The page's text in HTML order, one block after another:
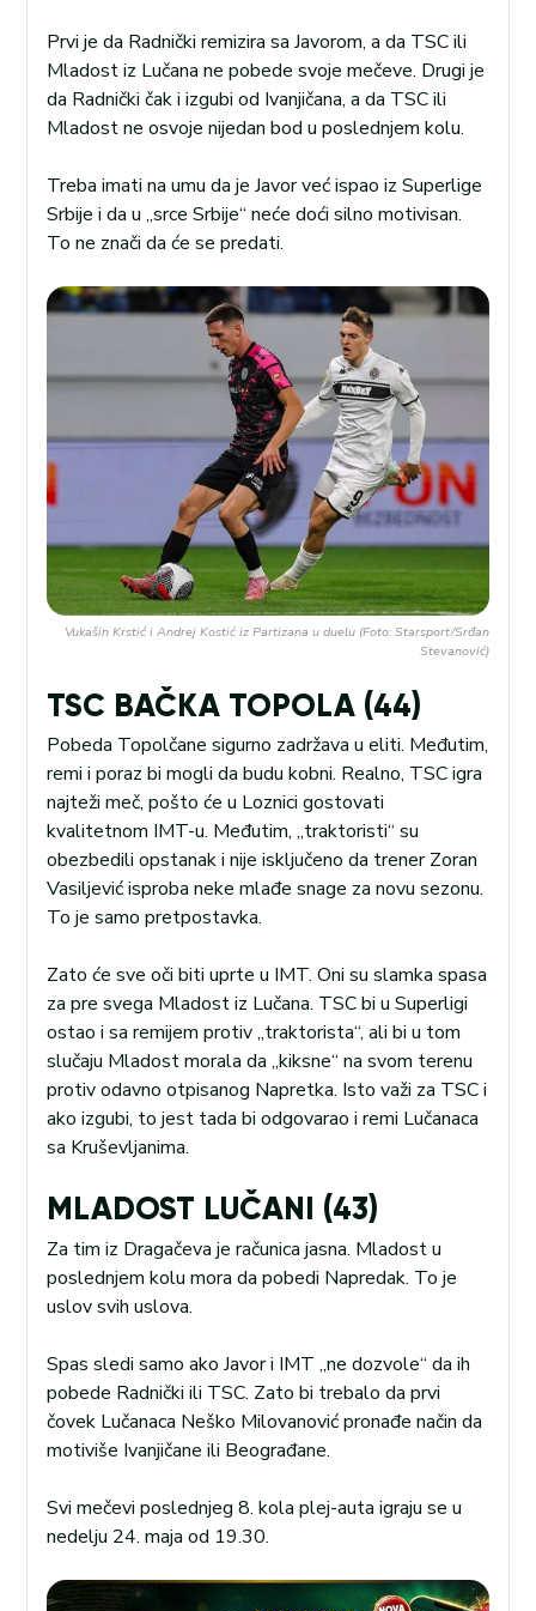
Prvi je da Radnički remizira sa Javorom, a da TSC ili
Mladost iz Lučana ne pobede svoje mečeve. Drugi je
da Radnički čak i izgubi od Ivanjičana, a da TSC ili
Mladost ne osvoje nijedan bod u poslednjem kolu.
Treba imati na umu da je Javor već ispao iz Superlige
Srbije i da u „srce Srbije“ neće doći silno motivisan.
To ne znači da će se predati.
Vukašin Krstić i Andrej Kostić iz Partizana u duelu (Foto: Starsport/Srđan
Stevanović)
TSC BAČKA TOPOLA (44)
Pobeda Topolčane sigurno zadržava u eliti. Međutim,
remi i poraz bi mogli da budu kobni. Realno, TSC igra
najteži meč, pošto će u Loznici gostovati
kvalitetnom IMT-u. Međutim, „traktoristi“ su
obezbedili opstanak i nije isključeno da trener Zoran
Vasiljević isproba neke mlađe snage za novu sezonu.
To je samo pretpostavka.
Zato će sve oči biti uprte u IMT. Oni su slamka spasa
za pre svega Mladost iz Lučana. TSC bi u Superligi
ostao i sa remijem protiv „traktorista“, ali bi u tom
slučaju Mladost morala da „kiksne“ na svom terenu
protiv odavno otpisanog Napretka. Isto važi za TSC i
ako izgubi, to jest tada bi odgovarao i remi Lučanaca
sa Kruševljanima.
MLADOST LUČANI (43)
Za tim iz Dragačeva je računica jasna. Mladost u
poslednjem kolu mora da pobedi Napredak. To je
uslov svih uslova.
Spas sledi samo ako Javor i IMT „ne dozvole“ da ih
pobede Radnički ili TSC. Zato bi trebalo da prvi
čovek Lučanaca Neško Milovanović pronađe način da
motiviše Ivanjičane ili Beograđane.
Svi mečevi poslednjeg 8. kola plej-auta igraju se u
nedelju 24. maja od 19.30.